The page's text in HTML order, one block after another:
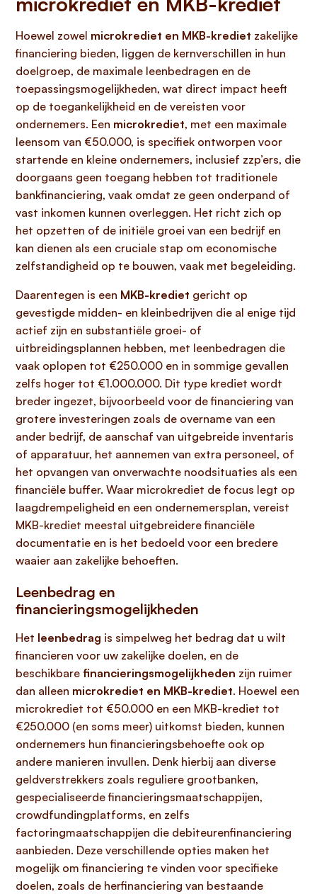
Hoewel zowel microkrediet en MKB-krediet zakelijke
financiering bieden, liggen de kernverschillen in hun
doelgroep, de maximale leenbedragen en de
toepassingsmogelijkheden, wat direct impact heeft
op de toegankelijkheid en de vereisten voor
ondernemers. Een microkrediet, met een maximale
leensom van €50.000, is specifiek ontworpen voor
startende en kleine ondernemers, inclusief zzp’ers, die
doorgaans geen toegang hebben tot traditionele
bankfinanciering, vaak omdat ze geen onderpand of
vast inkomen kunnen overleggen. Het richt zich op
het opzetten of de initiële groei van een bedrijf en
kan dienen als een cruciale stap om economische
zelfstandigheid op te bouwen, vaak met begeleiding.
Daarentegen is een MKB-krediet gericht op
gevestigde midden- en kleinbedrijven die al enige tijd
actief zijn en substantiële groei- of
uitbreidingsplannen hebben, met leenbedragen die
vaak oplopen tot €250.000 en in sommige gevallen
zelfs hoger tot €1.000.000. Dit type krediet wordt
breder ingezet, bijvoorbeeld voor de financiering van
grotere investeringen zoals de overname van een
ander bedrijf, de aanschaf van uitgebreide inventaris
of apparatuur, het aannemen van extra personeel, of
het opvangen van onverwachte noodsituaties als een
financiële buffer. Waar microkrediet de focus legt op
laagdrempeligheid en een ondernemersplan, vereist
MKB-krediet meestal uitgebreidere financiële
documentatie en is het bedoeld voor een bredere
waaier aan zakelijke behoeften.
Leenbedrag en
financieringsmogelijkheden
Het leenbedrag is simpelweg het bedrag dat u wilt
financieren voor uw zakelijke doelen, en de
beschikbare financieringsmogelijkheden zijn ruimer
dan alleen microkrediet en MKB-krediet. Hoewel een
microkrediet tot €50.000 en een MKB-krediet tot
€250.000 (en soms meer) uitkomst bieden, kunnen
ondernemers hun financieringsbehoefte ook op
andere manieren invullen. Denk hierbij aan diverse
geldverstrekkers zoals reguliere grootbanken,
gespecialiseerde financieringsmaatschappijen,
crowdfundingplatforms, en zelfs
factoringmaatschappijen die debiteurenfinanciering
aanbieden. Deze verschillende opties maken het
mogelijk om financiering te vinden voor specifieke
doelen, zoals de herfinanciering van bestaande